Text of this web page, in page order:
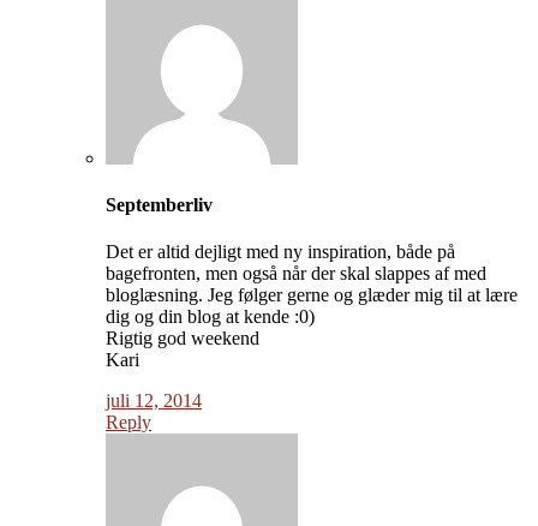
Septemberliv
Det er altid dejligt med ny inspiration, både på
bagefronten, men også når der skal slappes af med
bloglæsning. Jeg følger gerne og glæder mig til at lære
dig og din blog at kende :0)
Rigtig god weekend
Kari
juli 12, 2014
Reply